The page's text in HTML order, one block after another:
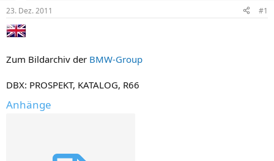
m
23. Dez. 2011 #1
Zum Bildarchiv der BMW-Group
DBX: PROSPEKT, KATALOG, R66
Anhänge